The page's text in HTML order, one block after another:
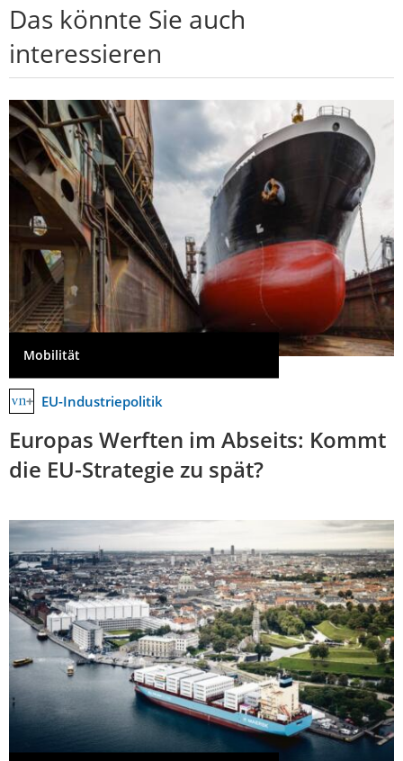
Das könnte Sie auch
interessieren
Mobilität
EU-Industriepolitik
Europas Werften im Abseits: Kommt
die EU-Strategie zu spät?